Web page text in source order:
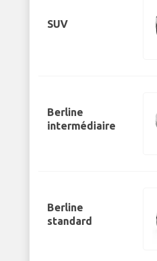
SUV
Berline
intermédiaire
Berline
standard